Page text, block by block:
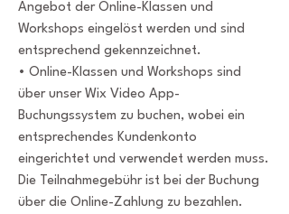
Angebot der Online-Klassen und
Workshops eingelöst werden und sind
entsprechend gekennzeichnet.
• Online-Klassen und Workshops sind
über unser Wix Video App-
Buchungssystem zu buchen, wobei ein
entsprechendes Kundenkonto
eingerichtet und verwendet werden muss.
Die Teilnahmegebühr ist bei der Buchung
über die Online-Zahlung zu bezahlen.